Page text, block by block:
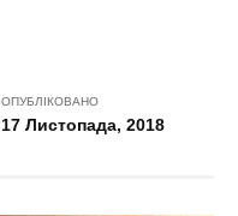
ОПУБЛІКОВАНО
17 Листопада, 2018